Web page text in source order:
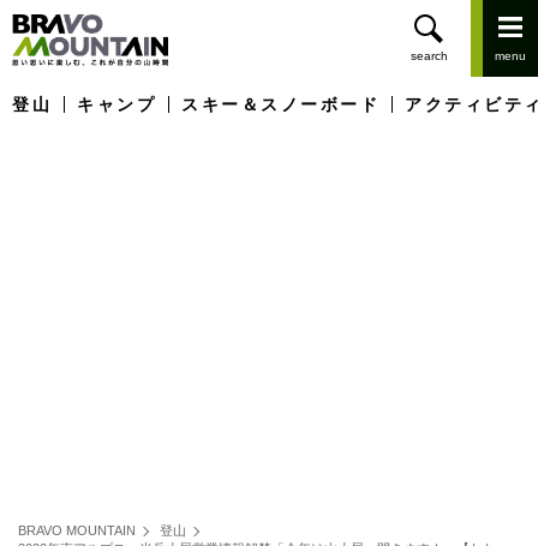
登山 キャンプ スキー＆スノーボード アクティビテ
BRAVO MOUNTAIN
登山